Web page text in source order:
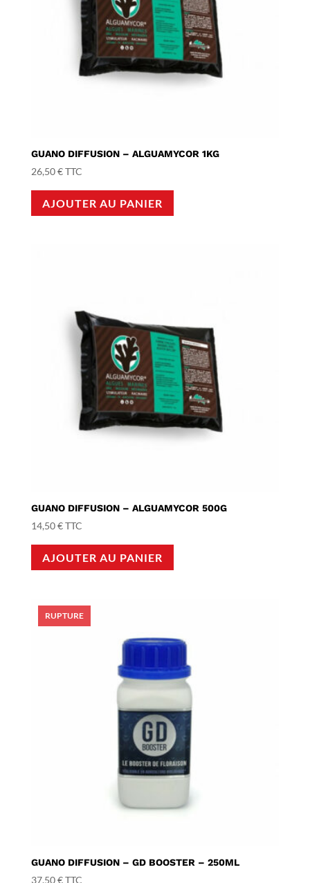
GUANO DIFFUSION – ALGUAMYCOR 1KG
26,50€TTC
AJOUTER AU PANIER
GUANO DIFFUSION – ALGUAMYCOR 500G
14,50€TTC
AJOUTER AU PANIER
GUANO DIFFUSION – GD BOOSTER – 250ML
37,50€TTC